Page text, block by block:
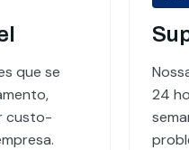
que se
custo-
24